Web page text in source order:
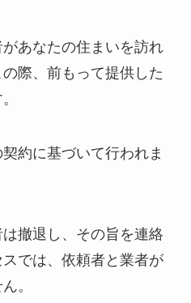
あなたの住まいを訪れ
際、前もって提供した
約に基づいて行われま
撤退し、その旨を連絡
では、依頼者と業者が
。